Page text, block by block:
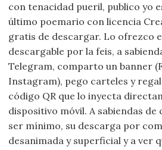
con tenacidad pueril, publico yo
último poemario con licencia
gratis de descargar. Lo ofrezco
descargable por la feis, a
Telegram, comparto un banner
Instagram), pego carteles y
código QR que lo inyecta
dispositivo móvil. A sabiendas de
ser mínimo, su descarga por
desanimada y superficial y a ver